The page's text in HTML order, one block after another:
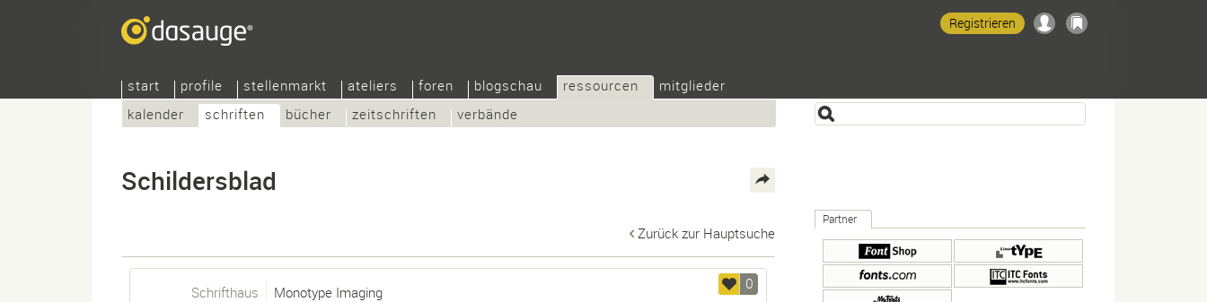
start profile stellenmarkt ateliers foren blogschau
ressourcen
kalender
schriften bücher zeitschriften verbände
mitglieder
Registrieren
Schildersblad
Zurück zur Hauptsuche
0
Schrifthaus Monotype Imaging
Partner